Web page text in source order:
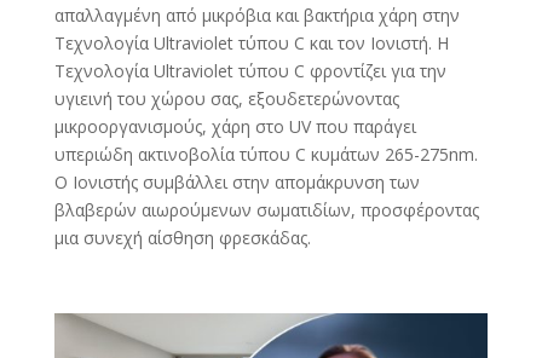
απαλλαγμένη από μικρόβια και βακτήρια χάρη στην
Τεχνολογία Ultraviolet τύπου C και τον Ιονιστή. Η
Τεχνολογία Ultraviolet τύπου C φροντίζει για την
υγιεινή του χώρου σας, εξουδετερώνοντας
μικροοργανισμούς, χάρη στο UV που παράγει
υπεριώδη ακτινοβολία τύπου C κυμάτων 265-275nm.
Ο Ιονιστής συμβάλλει στην απομάκρυνση των
βλαβερών αιωρούμενων σωματιδίων, προσφέροντας
μια συνεχή αίσθηση φρεσκάδας.